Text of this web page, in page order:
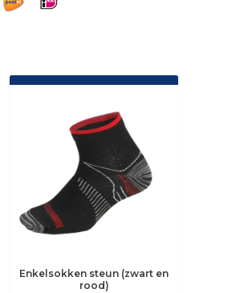
Enkelsokken steun (zwart en
rood)